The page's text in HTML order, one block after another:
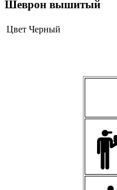
Шеврон вышитый
Цвет Черный